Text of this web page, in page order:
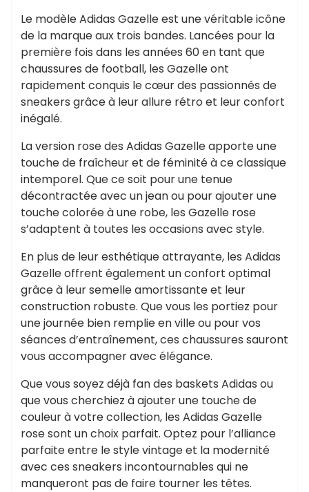
Le modèle Adidas Gazelle est une véritable icône
de la marque aux trois bandes. Lancées pour la
première fois dans les années 60 en tant que
chaussures de football, les Gazelle ont
rapidement conquis le cœur des passionnés de
sneakers grâce à leur allure rétro et leur confort
inégalé.
La version rose des Adidas Gazelle apporte une
touche de fraîcheur et de féminité à ce classique
intemporel. Que ce soit pour une tenue
décontractée avec un jean ou pour ajouter une
touche colorée à une robe, les Gazelle rose
s’adaptent à toutes les occasions avec style.
En plus de leur esthétique attrayante, les Adidas
Gazelle offrent également un confort optimal
grâce à leur semelle amortissante et leur
construction robuste. Que vous les portiez pour
une journée bien remplie en ville ou pour vos
séances d’entraînement, ces chaussures sauront
vous accompagner avec élégance.
Que vous soyez déjà fan des baskets Adidas ou
que vous cherchiez à ajouter une touche de
couleur à votre collection, les Adidas Gazelle
rose sont un choix parfait. Optez pour l’alliance
parfaite entre le style vintage et la modernité
avec ces sneakers incontournables qui ne
manqueront pas de faire tourner les têtes.